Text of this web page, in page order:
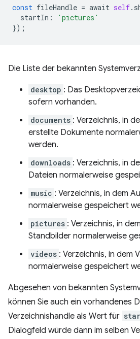
const fileHandle = await self.
startIn :
'pictures'
});
Die Liste der bekannten
desktop : Das
sofern vorhanden.
documents : Verzeichnis, in
erstellte Dokumente
werden.
downloads : Verzeichnis, in
Dateien normalerweise
music : Verzeichnis, in dem
normalerweise gespeichert
pictures : Verzeichnis, in
Standbilder normalerweise
videos : Verzeichnis, in dem
normalerweise gespeichert
Abgesehen von bekannten
können Sie auch ein vorhandenes
Verzeichnishandle als Wert für
Dialogfeld würde dann im selben